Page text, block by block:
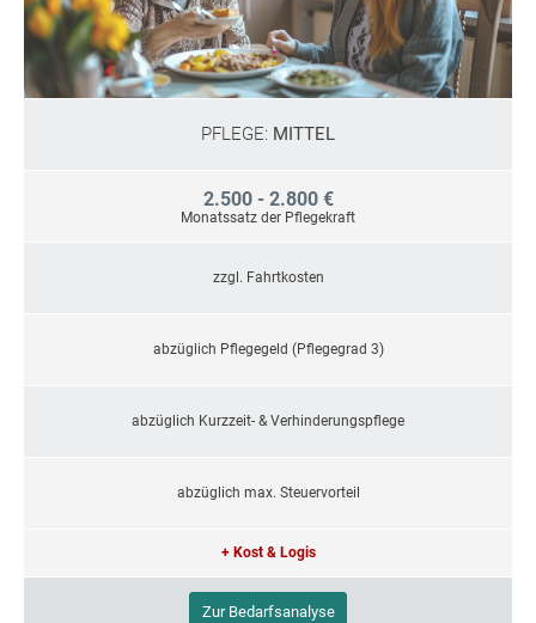
PFLEGE: MITTEL
2.500 - 2.800 €
Monatssatz der Pflegekraft
zzgl. Fahrtkosten
abzüglich Pflegegeld (Pflegegrad 3)
abzüglich Kurzzeit- & Verhinderungspflege
abzüglich max. Steuervorteil
+ Kost & Logis
Zur Bedarfsanalyse